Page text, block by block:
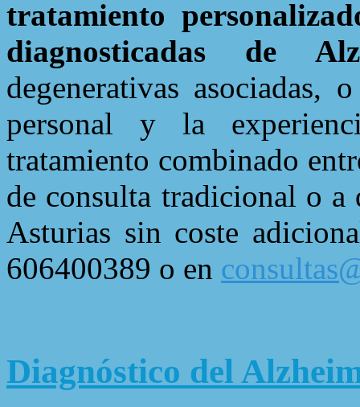
tratamiento
diagnosticadas de
degenerativas asociadas,
personal y la
tratamiento combinado
de consulta tradicional o
Asturias sin coste
606400389 o en
Diagnóstico del